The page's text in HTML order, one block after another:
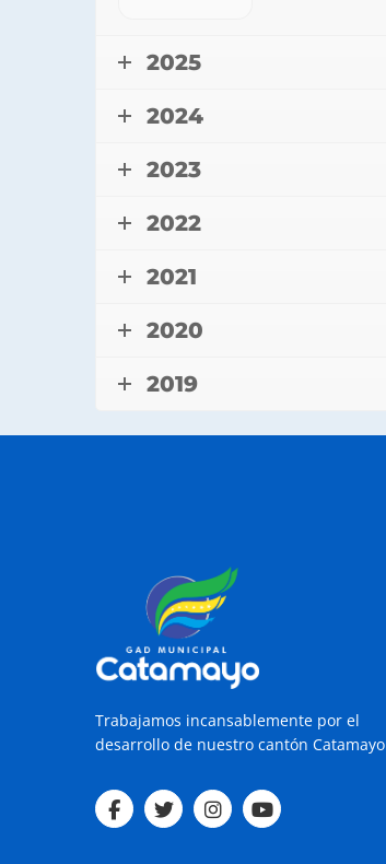
2025
2024
2023
2022
2021
2020
2019
Trabajamos incansablemente por el
desarrollo de nuestro cantón Catamayo